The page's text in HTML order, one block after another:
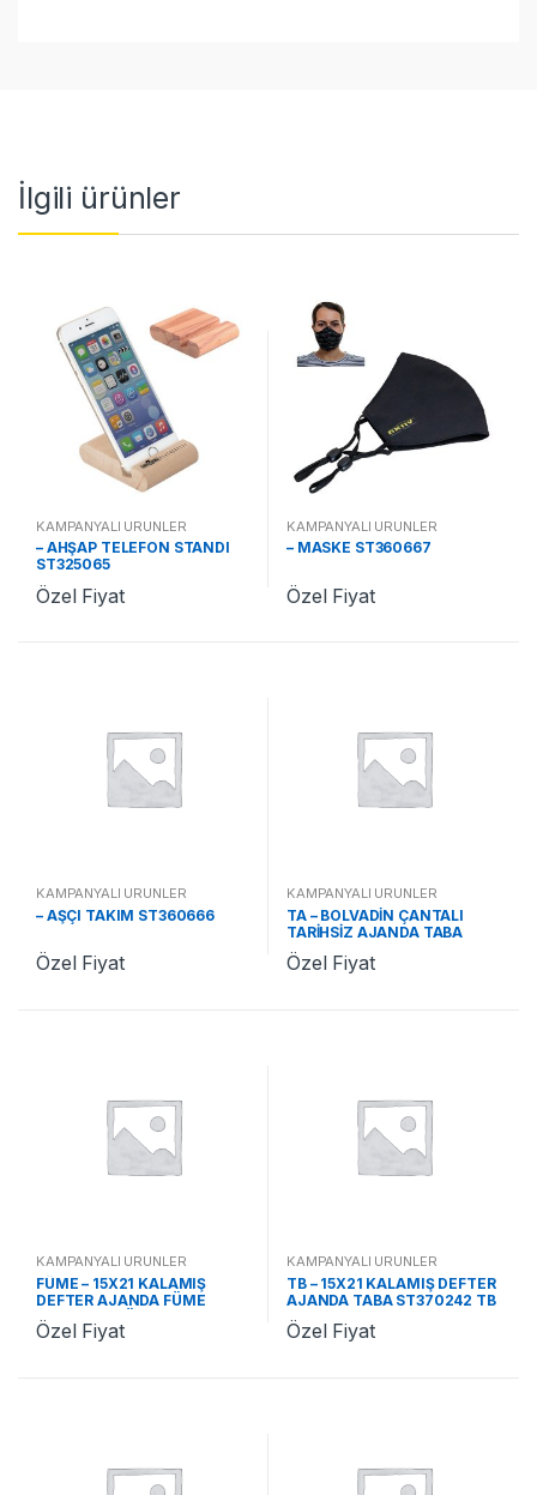
İlgili ürünler
KAMPANYALI ÜRÜNLER
– AHŞAP TELEFON STANDI
ST325065
Özel Fiyat
KAMPANYALI ÜRÜNLER
– MASKE ST360667
Özel Fiyat
KAMPANYALI ÜRÜNLER
– AŞÇI TAKIM ST360666
Özel Fiyat
KAMPANYALI ÜRÜNLER
TA – BOLVADİN ÇANTALI
TARİHSİZ AJANDA TABA
ST370478 TA
Özel Fiyat
KAMPANYALI ÜRÜNLER
FÜME – 15X21 KALAMIŞ
DEFTER AJANDA FÜME
ST370242 FÜME
Özel Fiyat
KAMPANYALI ÜRÜNLER
TB – 15X21 KALAMIŞ DEFTER
AJANDA TABA ST370242 TB
Özel Fiyat